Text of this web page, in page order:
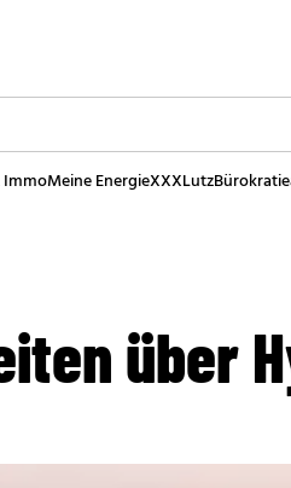
Meine EnergieXXXLutz
über